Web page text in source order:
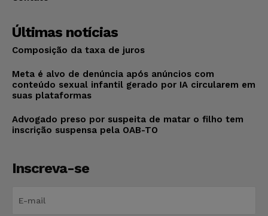
Últimas notícias
Composição da taxa de juros
Meta é alvo de denúncia após anúncios com
conteúdo sexual infantil gerado por IA circularem em
suas plataformas
Advogado preso por suspeita de matar o filho tem
inscrição suspensa pela OAB-TO
Inscreva-se